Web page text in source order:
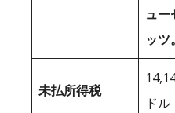
ュー
ッツ。
未払所得税
ドル